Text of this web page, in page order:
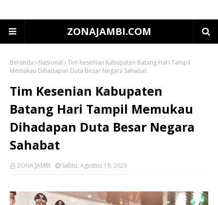
ZONAJAMBI.COM
Beranda Nasional
Tim Kesenian Kabupaten Batang Hari Tampil
Memukau Dihadapan Duta Besar Negara Sahabat
Tim Kesenian Kabupaten
Batang Hari Tampil Memukau
Dihadapan Duta Besar Negara
Sahabat
ZONA JAMBI Sabtu, Agustus 19, 2023